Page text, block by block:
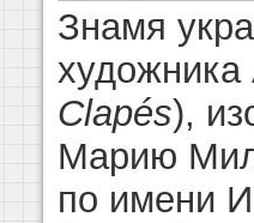
Знамя
Clapés),
Марию
по имени